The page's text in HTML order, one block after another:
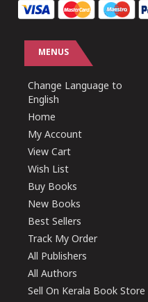
MENUS
Change Language to
English
Home
My Account
View Cart
Wish List
Buy Books
New Books
Best Sellers
Track My Order
All Publishers
All Authors
Sell On Kerala Book Store